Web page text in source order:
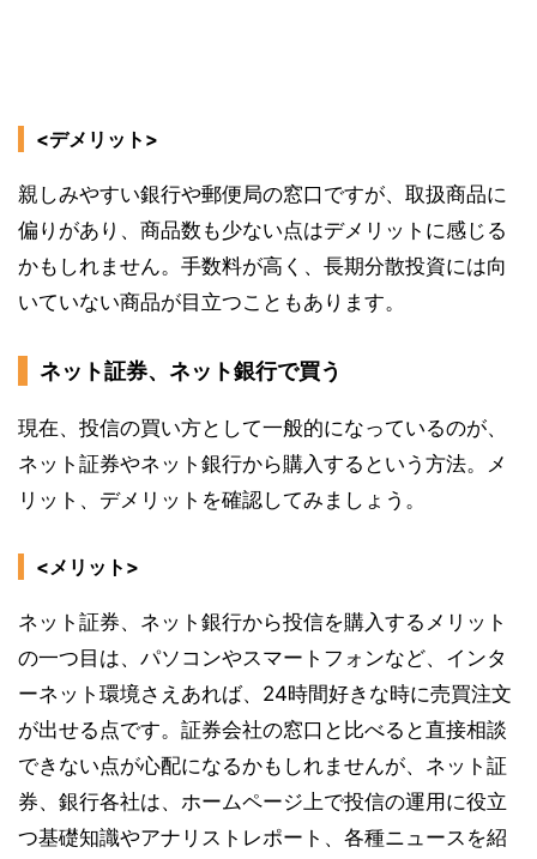
<デメリット>
親しみやすい銀行や郵便局の窓口ですが、取扱商品に
偏りがあり、商品数も少ない点はデメリットに感じる
かもしれません。手数料が高く、長期分散投資には向
いていない商品が目立つこともあります。
ネット証券、ネット銀行で買う
現在、投信の買い方として一般的になっているのが、
ネット証券やネット銀行から購入するという方法。メ
リット、デメリットを確認してみましょう。
<メリット>
ネット証券、ネット銀行から投信を購入するメリット
の一つ目は、パソコンやスマートフォンなど、インタ
ーネット環境さえあれば、24時間好きな時に売買注文
が出せる点です。証券会社の窓口と比べると直接相談
できない点が心配になるかもしれませんが、ネット証
券、銀行各社は、ホームページ上で投信の運用に役立
つ基礎知識やアナリストレポート、各種ニュースを紹